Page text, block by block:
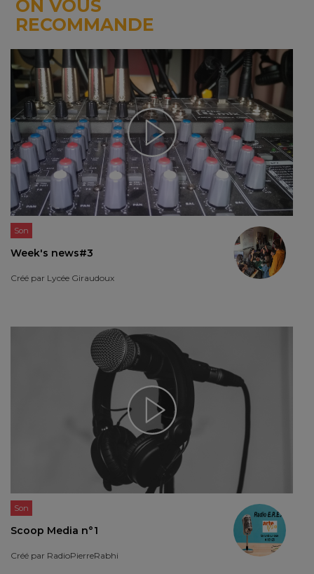
ON VOUS
RECOMMANDE
Son
Week's news#3
Créé par Lycée Giraudoux
Son
Scoop Media n°1
Créé par RadioPierreRabhi